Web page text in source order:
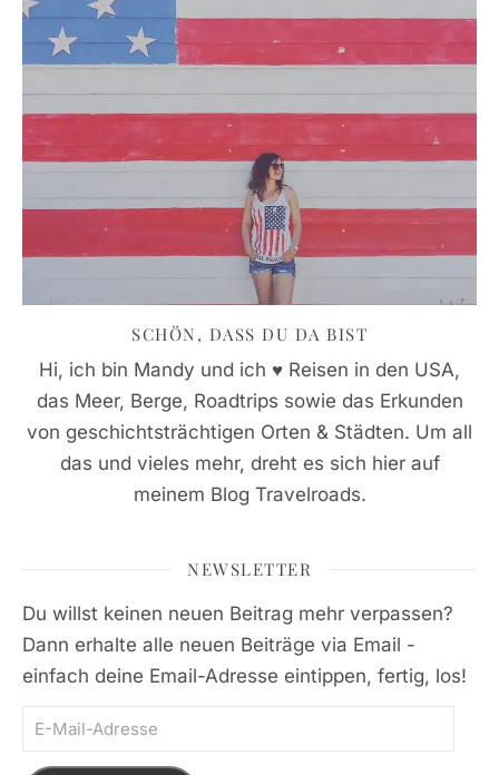
SCHÖN, DASS DU DA BIST
Hi, ich bin Mandy und ich ♥ Reisen in den USA,
das Meer, Berge, Roadtrips sowie das Erkunden
von geschichtsträchtigen Orten & Städten. Um all
das und vieles mehr, dreht es sich hier auf
meinem Blog Travelroads.
NEWSLETTER
Du willst keinen neuen Beitrag mehr verpassen?
Dann erhalte alle neuen Beiträge via Email -
einfach deine Email-Adresse eintippen, fertig, los!
E-Mail-Adresse